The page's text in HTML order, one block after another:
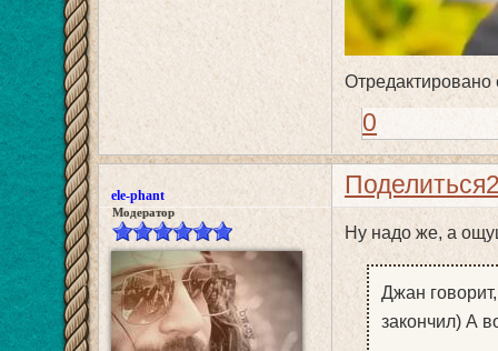
Отредактировано
0
Поделиться
ele-phant
Модератор
Ну надо же, а
Джан
закончил) А